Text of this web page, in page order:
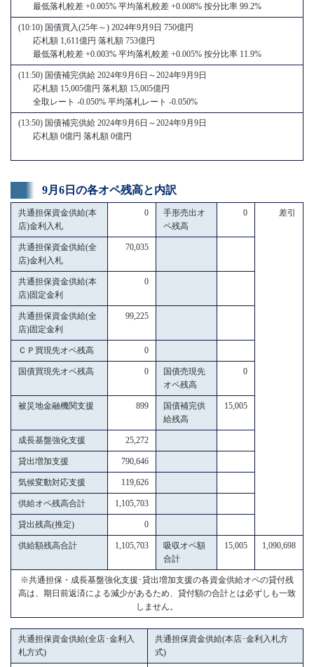
最低落札較差 +0.005% 平均落札較差 +0.008% 按分比率 99.2%
(10:10) 国債買入(25年～) 2024年9月9日 750億円
応札額 1,611億円 落札額 753億円
最低落札較差 +0.003% 平均落札較差 +0.005% 按分比率 11.9%
(11:50) 国債補完供給 2024年9月6日～2024年9月9日
応札額 15,005億円 落札額 15,005億円
全取レート -0.050% 平均落札レート -0.050%
(13:50) 国債補完供給 2024年9月6日～2024年9月9日
応札額 0億円 落札額 0億円
9月6日の各オペ残高と内訳
共通担保資金供給(本
店)金利入札
0
手形売出オ
ペ残高
0 差引
共通担保資金供給(全
店)金利入札
70,035
共通担保資金供給(本
店)固定金利
0
共通担保資金供給(全
店)固定金利
99,225
ＣＰ買現先オペ残高 0
国債買現先オペ残高 0
国債売現先
オペ残高
0
被災地金融機関支援 899
国債補完供
給残高
15,005
成長基盤強化支援 25,272
貸出増加支援 790,646
気候変動対応支援 119,626
供給オペ残高合計 1,105,703
貸出残高(推定) 0
供給額残高合計 1,105,703
吸収オペ額
合計
15,005 1,090,698
※共通担保・成長基盤強化支援･貸出増加支援の各資金供給オペの貸付残
高は、期日前返済による減少があるため、貸付額の合計とは必ずしも一致
しません。
共通担保資金供給(全店･金利入
札方式)
共通担保資金供給(本店･金利入札方
式)